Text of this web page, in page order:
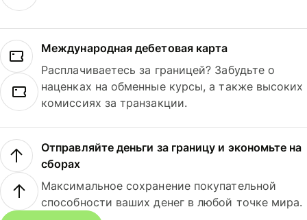
Международная дебетовая карта
Расплачиваетесь за границей? Забудьте о
наценках на обменные курсы, а также высоких
комиссиях за транзакции.
Отправляйте деньги за границу и экономьте на
сборах
Максимальное сохранение покупательной
способности ваших денег в любой точке мира.